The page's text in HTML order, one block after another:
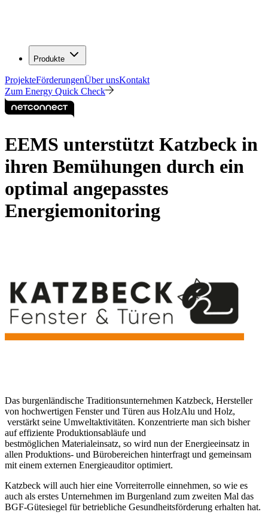
Produkte
ProjekteFörderungenÜber unsKontakt
Zum Energy Quick Check
EEMS unterstützt Katzbeck in
ihren Bemühungen durch ein
optimal angepasstes
Energiemonitoring
Das burgenländische Traditionsunternehmen Katzbeck, Hersteller
von hochwertigen Fenster und Türen aus HolzAlu und Holz,
verstärkt seine Umweltaktivitäten. Konzentrierte man sich bisher
auf effiziente Produktionsabläufe und
bestmöglichen Materialeinsatz, so wird nun der Energieeinsatz in
allen Produktions- und Bürobereichen hinterfragt und gemeinsam
mit einem externen Energieauditor optimiert.
Katzbeck will auch hier eine Vorreiterrolle einnehmen, so wie es
auch als erstes Unternehmen im Burgenland zum zweiten Mal das
BGF-Gütesiegel für betriebliche Gesundheitsförderung erhalten hat.